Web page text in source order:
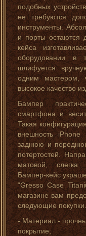
подобных
не требуются
инструменты.
и порты остаются
кейса
оборудовании в
шлифуется
одним мастером,
высокое качество
Бампер
смартфона и
Такая
внешность
заднюю и
потертостей.
матовой, слегка
Бампер-кейс
“Gresso Case
магазине вам
следующие покупки.
- Материал -
покрытие;